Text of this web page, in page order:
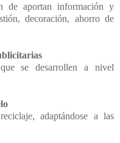
de aportan información y
decoración, ahorro de
se desarrollen a nivel
adaptándose a las